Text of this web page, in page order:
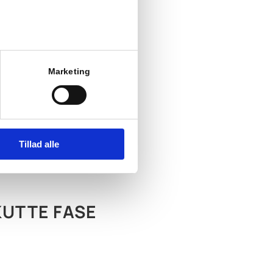
Marketing
Tillad alle
for tungt setup.
FASE